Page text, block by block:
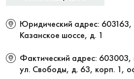
Юридический адрес: 603163,
Казанское шоссе, д. 1
Фактический адрес: 603003,
ул. Свободы, д. 63, корп. 1,